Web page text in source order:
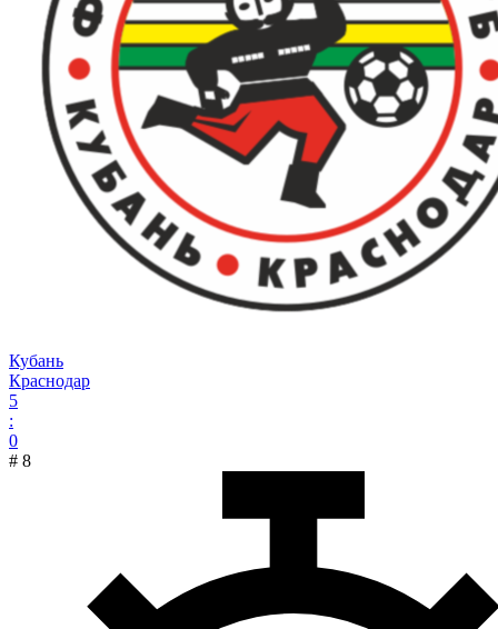
Кубань
Краснодар
5
:
0
# 8